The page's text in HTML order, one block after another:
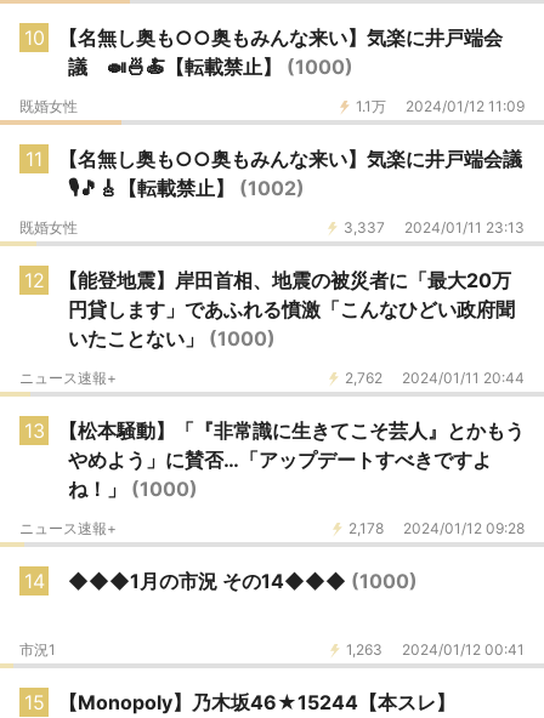
10
【名無し奥も○○奥もみんな来い】気楽に井戸端会
議 🍛🍜🍝【転載禁止】 (1000)
1.1万 2024/01/12 11:09
既婚女性
11
【名無し奥も○○奥もみんな来い】気楽に井戸端会議
🎙️🎵🎸【転載禁止】 (1002)
3,337 2024/01/11 23:13
既婚女性
12
【能登地震】岸田首相、地震の被災者に「最大20万
円貸します」であふれる憤激「こんなひどい政府聞
いたことない」 (1000)
2,762 2024/01/11 20:44
ニュース速報+
13
【松本騒動】「『非常識に生きてこそ芸人』とかもう
やめよう」に賛否…「アップデートすべきですよ
ね！」 (1000)
2,178 2024/01/12 09:28
ニュース速報+
14 ◆◆◆1月の市況 その14◆◆◆ (1000)
1,263 2024/01/12 00:41
市況1
15
【Monopoly】乃木坂46★15244【本スレ】